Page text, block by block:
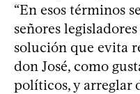
“En esos términos
señores
solución que evita
don José, como
políticos, y arreglar